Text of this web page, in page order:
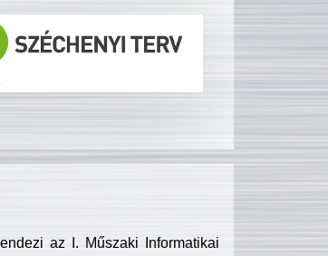
az I. Műszaki Informatikai